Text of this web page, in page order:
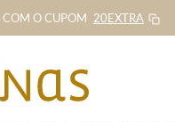
COM O CUPOM 20EXTRA